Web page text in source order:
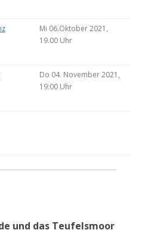
Mi 06.Oktober 2021,
19.00 Uhr
Do 04. November 2021,
19:00 Uhr
und das Teufelsmoor